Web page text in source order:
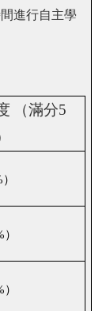
進行自主學
（滿分5
）
）
）